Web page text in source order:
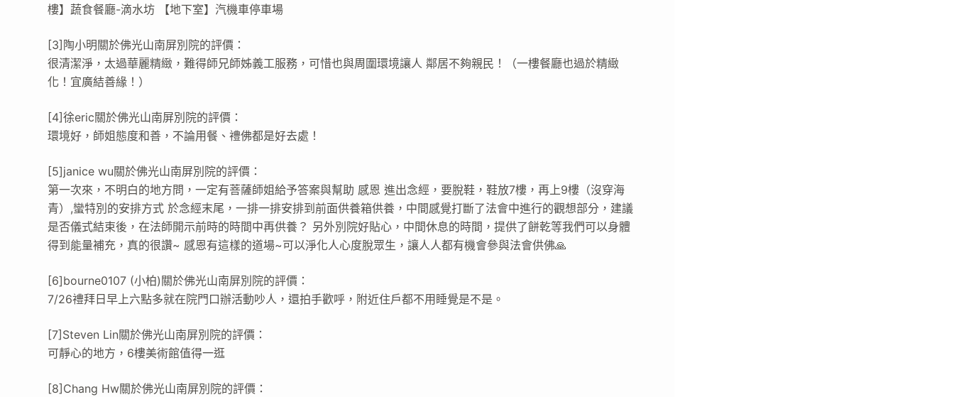
樓】蔬食餐廳-滴水坊 【地下室】汽機車停車場
[3]陶小明關於佛光山南屏別院的評價：
很清潔淨，太過華麗精緻，難得師兄師姊義工服務，可惜也與周圍環境讓人 鄰居不夠親民！（一樓餐廳也過於精緻
化！宜廣結善緣！）
[4]徐eric關於佛光山南屏別院的評價：
環境好，師姐態度和善，不論用餐、禮佛都是好去處！
[5]janice wu關於佛光山南屏別院的評價：
第一次來，不明白的地方問，一定有菩薩師姐給予答案與幫助 感恩 進出念經，要脫鞋，鞋放7樓，再上9樓（沒穿海
青）,蠻特別的安排方式 於念經末尾，一排一排安排到前面供養箱供養，中間感覺打斷了法會中進行的觀想部分，建議
是否儀式結束後，在法師開示前時的時間中再供養？ 另外別院好貼心，中間休息的時間，提供了餅乾等我們可以身體
得到能量補充，真的很讚~ 感恩有這樣的道場~可以淨化人心度脫眾生，讓人人都有機會參與法會供佛🙏
[6]bourne0107 (小柏)關於佛光山南屏別院的評價：
7/26禮拜日早上六點多就在院門口辦活動吵人，還拍手歡呼，附近住戶都不用睡覺是不是。
[7]Steven Lin關於佛光山南屏別院的評價：
可靜心的地方，6樓美術館值得一逛
[8]Chang Hw關於佛光山南屏別院的評價：